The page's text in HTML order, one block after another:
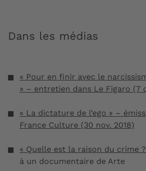
Dans les médias
« Pour en finir avec le
» – entretien dans Le Figaro (7
« La dictature de l’ego » –
France Culture (30 nov. 2018)
« Quelle est la raison du crime
à un documentaire de Arte